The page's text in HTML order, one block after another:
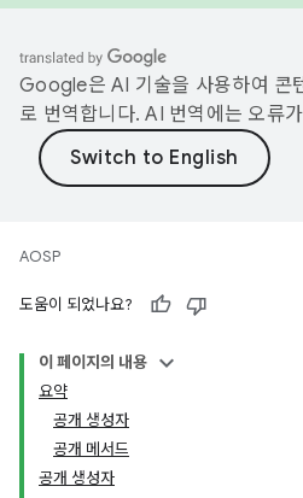
Google은 AI 기술을 사용하여 콘
로 번역합니다. AI 번역에는 오류
AOSP
도움이 되었나요?
이 페이지의 내용
요약
공개 생성자
공개 메서드
공개 생성자